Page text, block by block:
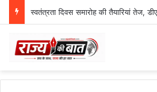
स्वतंत्रता दिवस समारोह की तैयारियां तेज,